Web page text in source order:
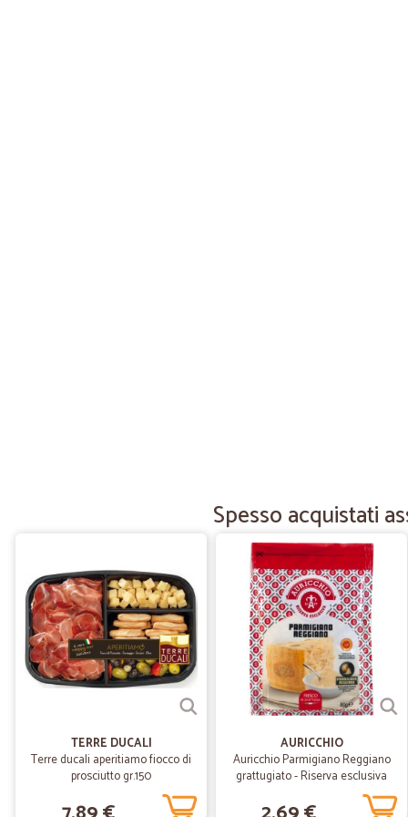
Spesso acquistati
TERRE DUCALI
Terre ducali aperitiamo fiocco di
prosciutto gr.150
AURICCHIO
Auricchio Parmigiano Reggiano
grattugiato - Riserva esclusiva